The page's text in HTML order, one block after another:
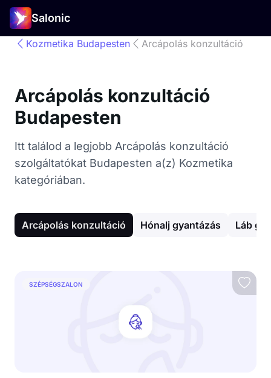
Salonic
Kozmetika Budapesten Arcápolás konzultáció
Arcápolás konzultáció
Budapesten
Itt találod a legjobb Arcápolás konzultáció
szolgáltatókat Budapesten a(z) Kozmetika
kategóriában.
Arcápolás konzultáció Hónalj gyantázás Láb
SZÉPSÉGSZALON